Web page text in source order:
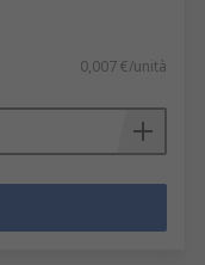
0,007 €/unità